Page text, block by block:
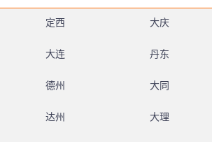
定西 大庆
大连 丹东
德州 大同
达州 大理